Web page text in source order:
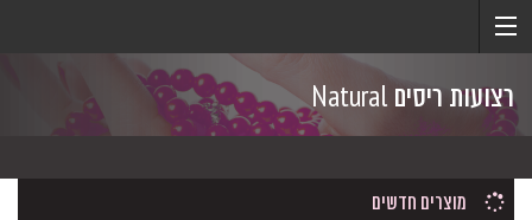
רצועות ריסים Natural
מוצרים חדשים